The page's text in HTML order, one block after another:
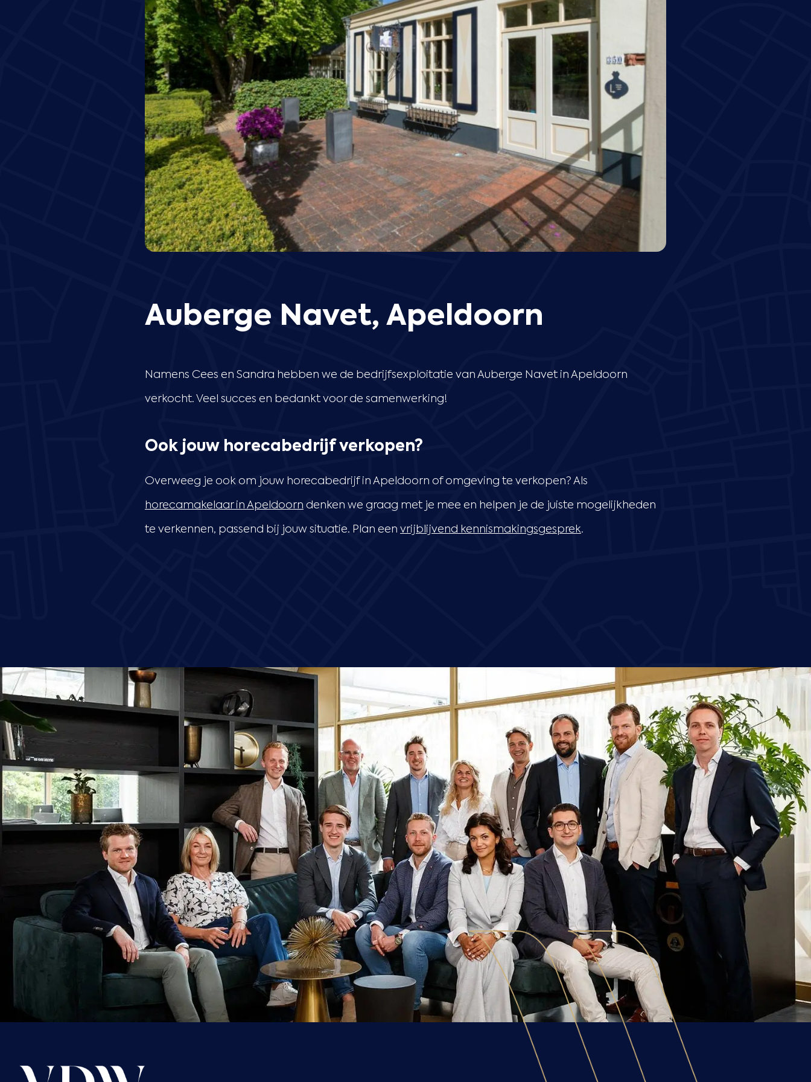
Auberge Navet, Apeldoorn
Namens Cees en Sandra hebben we de bedrijfsexploitatie van Auberge Navet in Apeldoorn
verkocht. Veel succes en bedankt voor de samenwerking!
Ook jouw horecabedrijf verkopen?
Overweeg je ook om jouw horecabedrijf in Apeldoorn of omgeving te verkopen? Als
horecamakelaar in Apeldoorn denken we graag met je mee en helpen je de juiste mogelijkheden
te verkennen, passend bij jouw situatie. Plan een vrijblijvend kennismakingsgesprek.